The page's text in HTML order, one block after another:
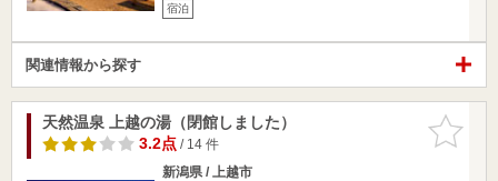
宿泊
関連情報から探す
お気に入
りに追加
天然温泉 上越の湯（閉館しました）
3.2点/ 14 件
新潟県 / 上越市